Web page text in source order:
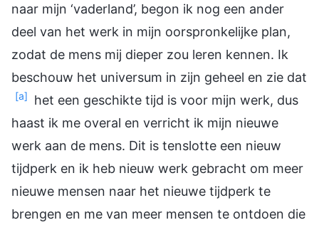
naar mijn ‘vaderland’, begon ik nog een ander
deel van het werk in mijn oorspronkelijke plan,
zodat de mens mij dieper zou leren kennen. Ik
beschouw het universum in zijn geheel en zie dat
[a]
het een geschikte tijd is voor mijn werk, dus
haast ik me overal en verricht ik mijn nieuwe
werk aan de mens. Dit is tenslotte een nieuw
tijdperk en ik heb nieuw werk gebracht om meer
nieuwe mensen naar het nieuwe tijdperk te
brengen en me van meer mensen te ontdoen die